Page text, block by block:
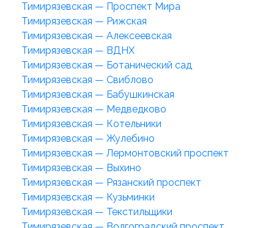
Тимирязевская — Проспект Мира
Тимирязевская — Рижская
Тимирязевская — Алексеевская
Тимирязевская — ВДНХ
Тимирязевская — Ботанический сад
Тимирязевская — Свиблово
Тимирязевская — Бабушкинская
Тимирязевская — Медведково
Тимирязевская — Котельники
Тимирязевская — Жулебино
Тимирязевская — Лермонтовский проспект
Тимирязевская — Выхино
Тимирязевская — Рязанский проспект
Тимирязевская — Кузьминки
Тимирязевская — Текстильщики